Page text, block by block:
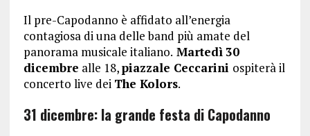
Il pre-Capodanno è affidato all’energia
contagiosa di una delle band più amate del
panorama musicale italiano. Martedì 30
dicembre alle 18,piazzale Ceccarini ospiterà il
concerto live dei The Kolors.
31 dicembre: la grande festa di Capodanno